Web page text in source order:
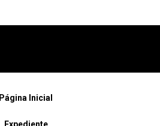
Página Inicial